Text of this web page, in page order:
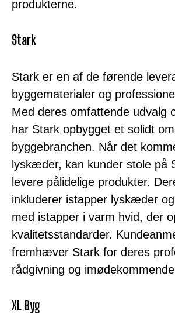
produkterne.
Stark
Stark er en af de førende
byggematerialer og
Med deres omfattende udvalg
har Stark opbygget et solidt
byggebranchen. Når det
lyskæder, kan kunder stole på
levere pålidelige produkter.
inkluderer istapper lyskæder
med istapper i varm hvid, der
kvalitetsstandarder.
fremhæver Stark for deres
rådgivning og
XL Byg